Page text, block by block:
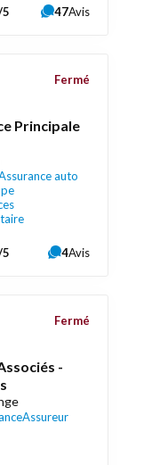
47Avis
Principale
auto
Fermé
4Avis
-
Assureur
Fermé